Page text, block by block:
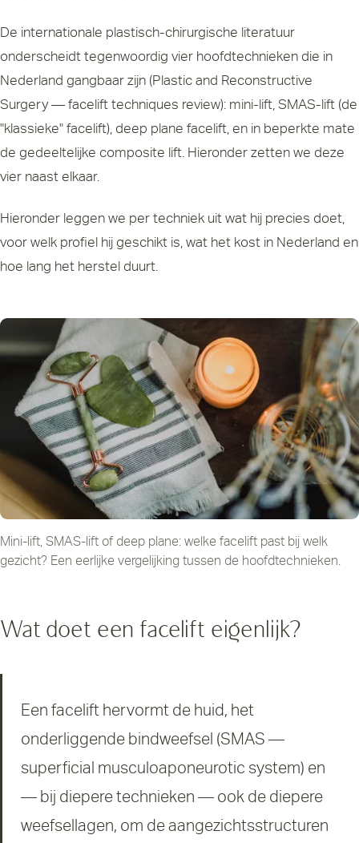
De internationale plastisch-chirurgische literatuur
onderscheidt tegenwoordig vier hoofdtechnieken die in
Nederland gangbaar zijn (Plastic and Reconstructive
Surgery — facelift techniques review): mini-lift, SMAS-lift (de
"klassieke" facelift), deep plane facelift, en in beperkte mate
de gedeeltelijke composite lift. Hieronder zetten we deze
vier naast elkaar.
Hieronder leggen we per techniek uit wat hij precies doet,
voor welk profiel hij geschikt is, wat het kost in Nederland en
hoe lang het herstel duurt.
Mini-lift, SMAS-lift of deep plane: welke facelift past bij welk
gezicht? Een eerlijke vergelijking tussen de hoofdtechnieken.
Wat doet een facelift eigenlijk?
Een facelift hervormt de huid, het
onderliggende bindweefsel (SMAS —
superficial musculoaponeurotic system) en
— bij diepere technieken — ook de diepere
weefsellagen, om de aangezichtsstructuren